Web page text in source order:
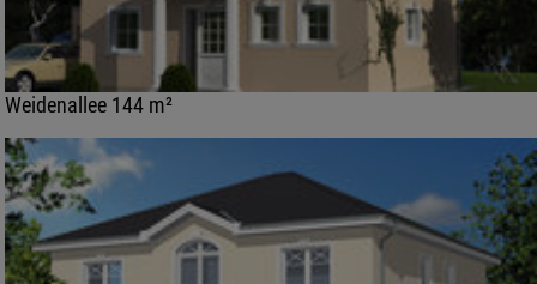
Weidenallee 144 m²